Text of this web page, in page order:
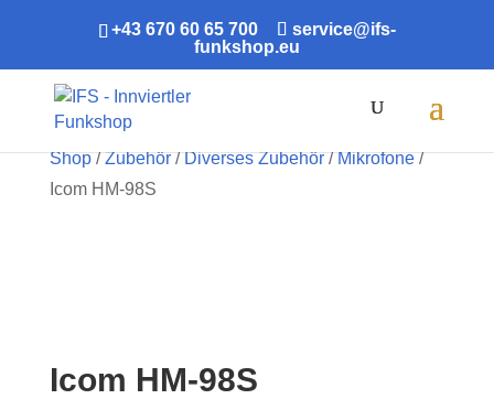
+43 670 60 65 700
service@ifs-
funkshop.eu
Shop/Zubehör/Diverses Zubehör/Mikrofone/
Icom HM-98S
Icom HM-98S